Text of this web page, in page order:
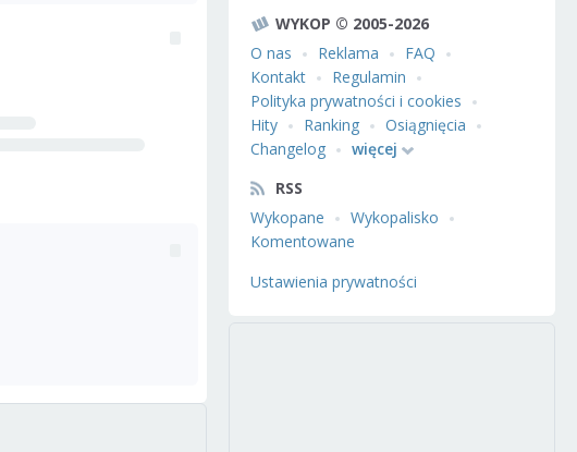
WYKOP © 2005-2026
O nas
Reklama
FAQ
Kontakt
Regulamin
Polityka prywatności i cookies
Hity
Ranking
Osiągnięcia
Changelog
więcej
RSS
Wykopane
Wykopalisko
Komentowane
Ustawienia prywatności